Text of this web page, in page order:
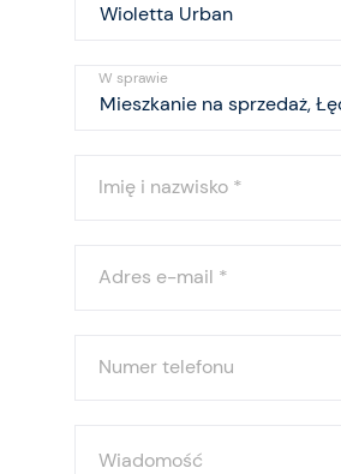
W sprawie
Imię i nazwisko *
Adres e-mail *
Numer telefonu
Wiadomość